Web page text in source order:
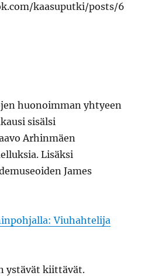
kaasuputki/posts/6
huonoimman yhtyeen
sisälsi
Arhinmäen
Lisäksi
James
Viuhahtelija
ystävät kiittävät.